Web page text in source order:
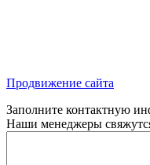
Продвижение сайта
Заполните контактную
Наши менеджеры